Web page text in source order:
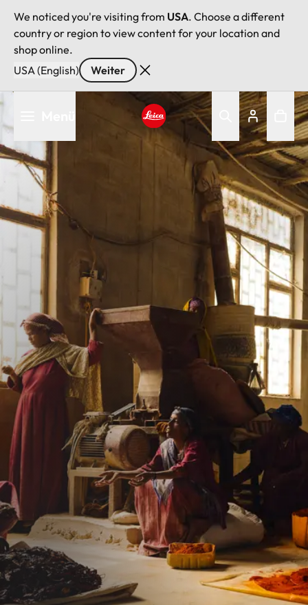
We noticed you're visiting from USA. Choose a different
country or region to view content for your location and
shop online.
USA (English)
Weiter
Direkt
Inhalt
Leica logo - Home